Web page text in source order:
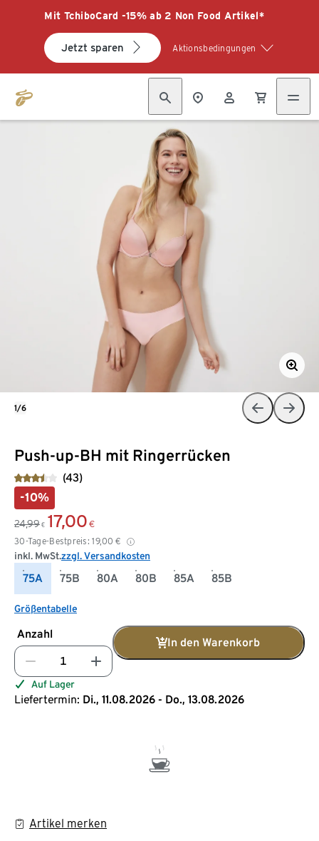
Mit TchiboCard -15% ab 2 Non Food Artikel*
Jetzt sparen Aktionsbedingungen
Push-up-BH mit Ringerrücken
(43)
-10%
24,99 € 17,00 €
30-Tage-Bestpreis: 19,00 €
inkl. MwSt.zzgl. Versandkosten
75A 75B 80A 80B 85A 85B
Größentabelle
Anzahl
In den Warenkorb
Auf Lager
Liefertermin: Di., 11.08.2026 - Do., 13.08.2026
Artikel merken
1/6